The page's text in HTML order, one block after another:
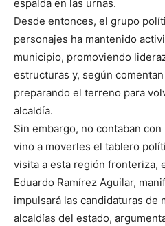
espalda en las urnas.
Desde entonces, el grupo
personajes ha mantenido
municipio, promoviendo
estructuras y, según
preparando el terreno para
alcaldía.
Sin embargo, no contaban
vino a moverles el tablero
visita a esta región fronteriza,
Eduardo Ramírez Aguilar,
impulsará las candidaturas de
alcaldías del estado,